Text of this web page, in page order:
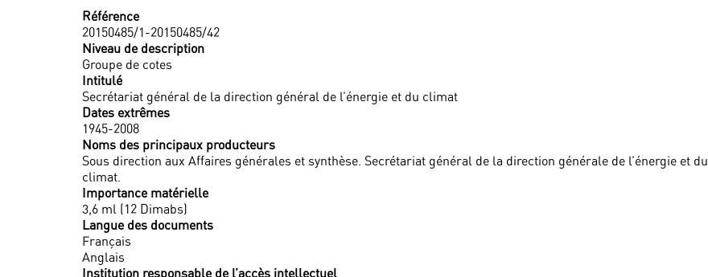
Référence
20150485/1-20150485/42
Niveau de description
Groupe de cotes
Intitulé
Secrétariat général de la direction général de l’énergie et du climat
Dates extrêmes
1945-2008
Noms des principaux producteurs
Sous direction aux Affaires générales et synthèse. Secrétariat général de la direction générale de l’énergie et du
climat.
Importance matérielle
3,6 ml (12 Dimabs)
Langue des documents
Français
Anglais
Institution responsable de l’accès intellectuel